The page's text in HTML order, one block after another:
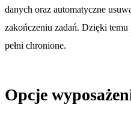
danych oraz automatyczne
zakończeniu zadań. Dzięki
pełni chronione.
Opcje